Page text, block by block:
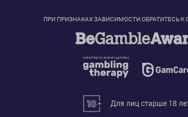
ПРИ ПРИЗНАКАХ ЗАВИСИМОСТИ ОБРАТИТЕСЬ К
Для лиц старше 18